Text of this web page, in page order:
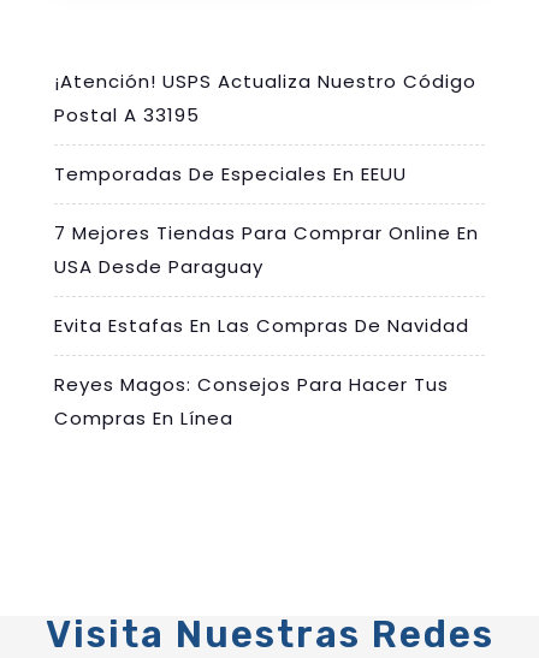
¡Atención! USPS Actualiza Nuestro Código
Postal A 33195
Temporadas De Especiales En EEUU
7 Mejores Tiendas Para Comprar Online En
USA Desde Paraguay
Evita Estafas En Las Compras De Navidad
Reyes Magos: Consejos Para Hacer Tus
Compras En Línea
Visita Nuestras Redes